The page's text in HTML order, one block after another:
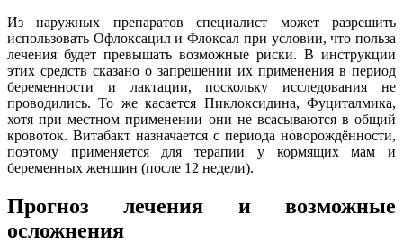
Из наружных препаратов специалист может разрешить
использовать Офлоксацил и Флоксал при условии, что польза
лечения будет превышать возможные риски. В инструкции
этих средств сказано о запрещении их применения в период
беременности и лактации, поскольку исследования не
проводились. То же касается Пиклоксидина, Фуциталмика,
хотя при местном применении они не всасываются в общий
кровоток. Витабакт назначается с периода новорождённости,
поэтому применяется для терапии у кормящих мам и
беременных женщин (после 12 недели).
Прогноз лечения и возможные
осложнения